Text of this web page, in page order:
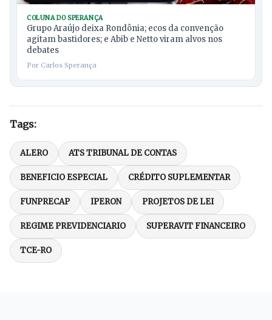
COLUNA DO SPERANÇA
Grupo Araújo deixa Rondônia; ecos da convenção
agitam bastidores; e Abib e Netto viram alvos nos
debates
Por Carlos Sperança
Tags:
ALERO ATS TRIBUNAL DE CONTAS
BENEFICIO ESPECIAL CRÉDITO SUPLEMENTAR
FUNPRECAP IPERON PROJETOS DE LEI
REGIME PREVIDENCIARIO SUPERAVIT FINANCEIRO
TCE-RO